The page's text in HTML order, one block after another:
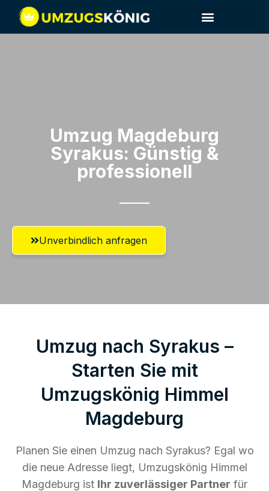
Umzug Magdeburg​
Syrakus: Günstig &
professionell​
Unverbindlich anfragen
Umzug nach Syrakus –
Starten Sie mit
Umzugskönig Himmel
Magdeburg
Planen Sie einen Umzug nach Syrakus? Egal wo
die neue Adresse liegt, Umzugskönig Himmel
Magdeburg ist Ihr zuverlässiger Partner für